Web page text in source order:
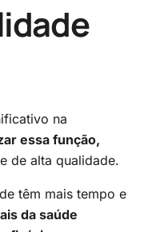
na
essa função,
de alta qualidade.
têm mais tempo e
da saúde